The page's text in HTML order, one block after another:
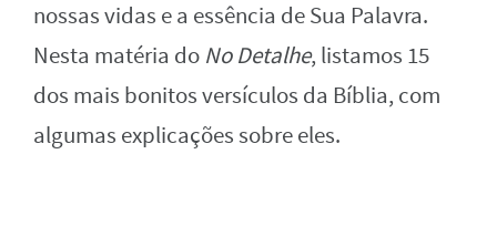
nossas vidas e a essência de Sua Palavra.
Nesta matéria do No Detalhe, listamos 15
dos mais bonitos versículos da Bíblia, com
algumas explicações sobre eles.